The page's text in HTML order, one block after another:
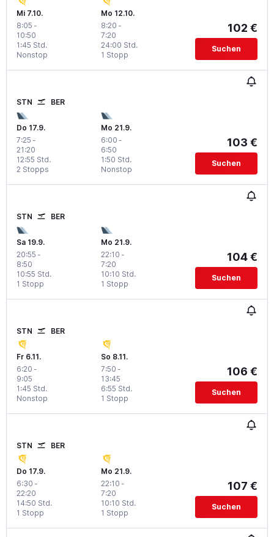
Mi 7.10.
8:05 -
10:50
Nonstop
1:45 Std.
Mo 12.10.
8:20 -
7:20
1 Stopp
24:00 Std.
102 €
Suchen
STN BER
Do 17.9.
7:25 -
21:20
2 Stopps
12:55 Std.
Mo 21.9.
6:00 -
6:50
Nonstop
1:50 Std.
103 €
Suchen
STN BER
Sa 19.9.
20:55 -
8:50
1 Stopp
10:55 Std.
Mo 21.9.
22:10 -
7:20
1 Stopp
10:10 Std.
104 €
Suchen
STN BER
Fr 6.11.
6:20 -
9:05
Nonstop
1:45 Std.
So 8.11.
7:50 -
13:45
1 Stopp
6:55 Std.
106 €
Suchen
STN BER
Do 17.9.
6:30 -
22:20
1 Stopp
14:50 Std.
Mo 21.9.
22:10 -
7:20
1 Stopp
10:10 Std.
107 €
Suchen